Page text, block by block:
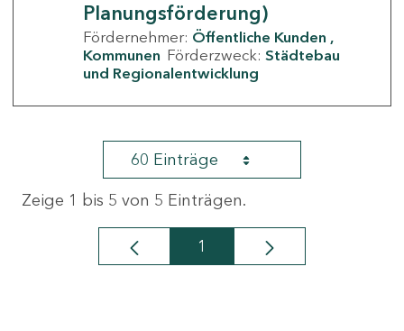
Planungsförderung)
Fördernehmer: Öffentliche Kunden
Kommunen Förderzweck: Städtebau
und Regionalentwicklung
60 Einträge
Zeige 1 bis 5 von 5 Einträgen.
Seite
1